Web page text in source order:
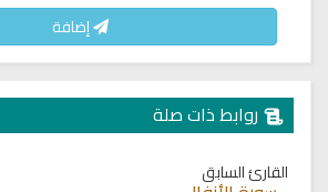
إضافة
روابط ذات صلة
القارئ السابق